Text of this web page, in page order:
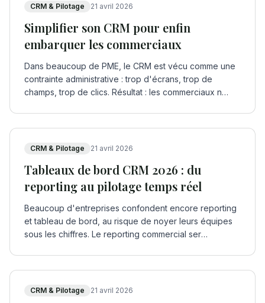
CRM & Pilotage 21 avril 2026
Simplifier son CRM pour enfin
embarquer les commerciaux
Dans beaucoup de PME, le CRM est vécu comme une
contrainte administrative : trop d'écrans, trop de
champs, trop de clics. Résultat : les commerciaux n…
CRM & Pilotage 21 avril 2026
Tableaux de bord CRM 2026 : du
reporting au pilotage temps réel
Beaucoup d'entreprises confondent encore reporting
et tableau de bord, au risque de noyer leurs équipes
sous les chiffres. Le reporting commercial ser…
CRM & Pilotage 21 avril 2026